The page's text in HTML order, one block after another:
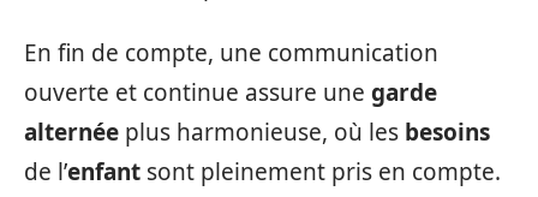
En fin de compte, une communication
ouverte et continue assure une garde
alternée plus harmonieuse, où les besoins
de l’enfant sont pleinement pris en compte.